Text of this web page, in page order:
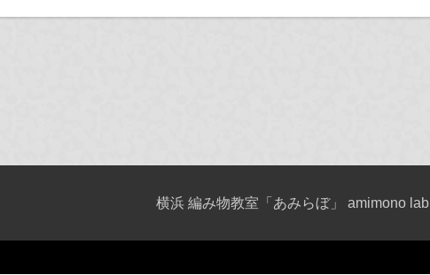
横浜 編み物教室「あみらぼ」 amimono lab